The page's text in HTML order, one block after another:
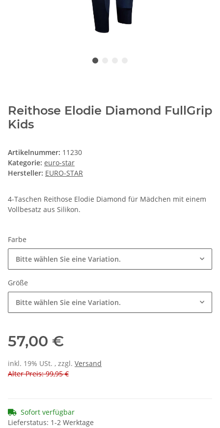
Reithose Elodie Diamond FullGrip
Kids
Artikelnummer: 11230
Kategorie: euro-star
Hersteller: EURO-STAR
4-Taschen Reithose Elodie Diamond für Mädchen mit einem
Vollbesatz aus Silikon.
Farbe
Bitte wählen Sie eine Variation.
Größe
Bitte wählen Sie eine Variation.
57,00 €
inkl. 19% USt. , zzgl. Versand
Alter Preis: 99,95 €
Sofort verfügbar
Lieferstatus: 1-2 Werktage